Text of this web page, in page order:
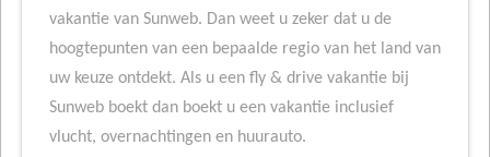
vakantie van Sunweb. Dan weet u zeker dat u de
hoogtepunten van een bepaalde regio van het land van
uw keuze ontdekt. Als u een fly & drive vakantie bij
Sunweb boekt dan boekt u een vakantie inclusief
vlucht, overnachtingen en huurauto.